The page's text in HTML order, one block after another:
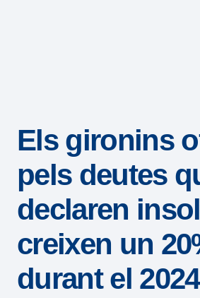
sistema
accesibilidad.
Els gironins
pels deutes
declaren
creixen un
durant el 2024